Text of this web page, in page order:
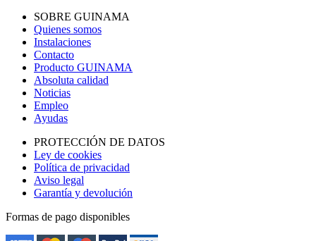
SOBRE GUINAMA
Quienes somos
Instalaciones
Contacto
Producto GUINAMA
Absoluta calidad
Noticias
Empleo
Ayudas
PROTECCIÓN DE DATOS
Ley de cookies
Política de privacidad
Aviso legal
Garantía y devolución
Formas de pago disponibles